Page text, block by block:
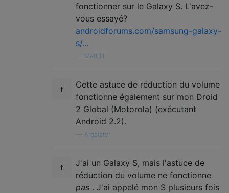
fonctionner sur le Galaxy S. L'avez-
vous essayé?
androidforums.com/samsung-galaxy-
s/…
Matt H
Cette astuce de réduction du volume
fonctionne également sur mon Droid
2 Global (Motorola) (exécutant
Android 2.2).
Argalatyr
J'ai un Galaxy S, mais l'astuce de
réduction du volume ne fonctionne
pas . J'ai appelé mon S plusieurs fois